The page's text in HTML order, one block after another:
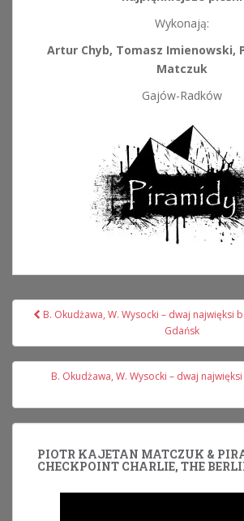
Wykonają:
Artur Chyb, Tomasz Imienowski,
Matczuk
Gajów-Radków
Nawigacja
B. Okudżawa, W. Wysocki – dwaj najwięksi
Gdańsk
B. Okudżawa, W. Wysocki – dwaj
PIOTR KAJETAN MATCZUK &
CHECKPOINT CHARLIE, THE